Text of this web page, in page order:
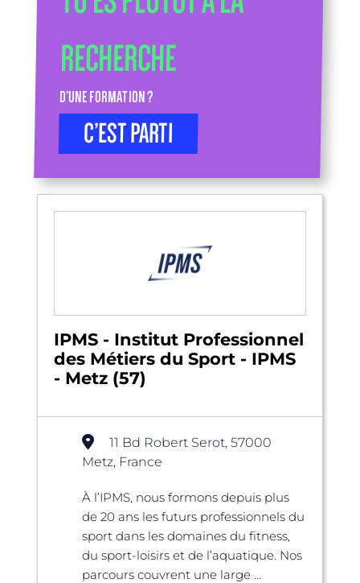
RECHERCHE
D’UNE FORMATION ?
C’EST PARTI
IPMS - Institut Professionnel
des Métiers du Sport - IPMS
- Metz (57)
11 Bd Robert Serot, 57000
Metz, France
À l’IPMS, nous formons depuis plus
de 20 ans les futurs professionnels du
sport dans les domaines du fitness,
du sport-loisirs et de l’aquatique. Nos
parcours couvrent une large ...